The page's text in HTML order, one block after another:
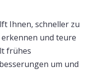
Ihnen, schneller zu
und teure
frühes
um und